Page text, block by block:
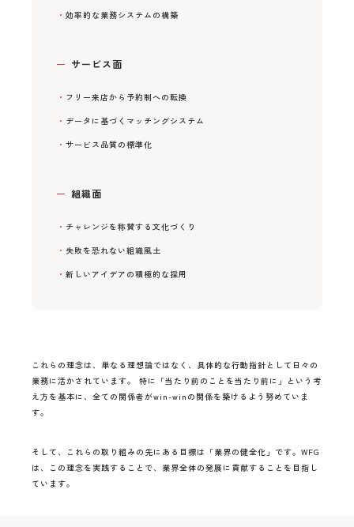
効率的な業務システムの構築
サービス面
フリー来店から予約制への転換
データに基づくマッチングシステム
サービス品質の標準化
組織面
チャレンジを称賛する文化づくり
失敗を恐れない組織風土
新しいアイデアの積極的な採用
これらの理念は、単なる理想論ではなく、具体的な行動指針として日々の
業務に活かされています。 特に「当たり前のことを当たり前に」という考
え方を基本に、全ての関係者がwin-winの関係を築けるよう努めていま
す。
そして、これらの取り組みの先にある目標は「業界の健全化」です。WFG
は、この理念を実践することで、業界全体の発展に貢献することを目指し
ています。